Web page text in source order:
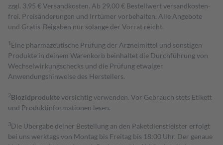
zzgl. 3,95 € Versandkosten. Ab 29,00 € Bestell­wert versand­kosten­
frei. Preisänderungen und Irrtümer vorbehalten. Alle Angebote
und Gratis-Beigaben nur solange der Vorrat reicht.
1 Eine pharmazeutische Prüfung der Arzneimittel und sonstigen
Produkte in deinem Warenkorb beinhaltet die Durchführung von
Wechselwirkungschecks und die Prüfung etwaiger
Anwendungshinweise des Herstellers.
2Biozidproduktevorsichtig verwenden. Vor Gebrauch stets Etikett
und Produktinformationen lesen.
3Die Übergabe deiner Bestellung an den Paketdienstleister erfolgt
bei uns werktags von Montag bis Freitag bis 18:00 Uhr. Der genaue